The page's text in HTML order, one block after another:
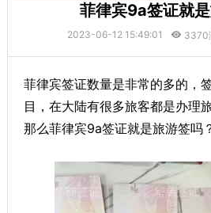
菲律宾9a签证就
2023-06-12 15:49:01 3370
菲律宾签证数量是非常的多的，
目，在大陆有很多旅客都是办理
那么菲律宾9a签证就是旅游签吗